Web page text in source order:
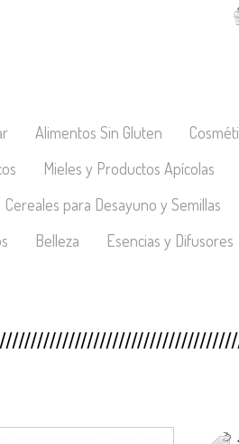
Alimentos Sin Gluten
Mieles y Productos Apícolas
Cereales para Desayuno y Semillas
Belleza Esencias y Difusores